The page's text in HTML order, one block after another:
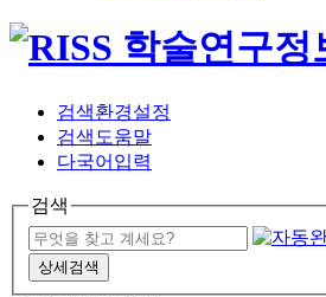
검색환경설정
검색도움말
다국어입력
검색
상세검색